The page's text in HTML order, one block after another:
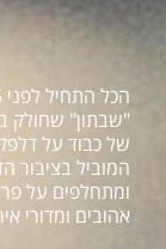
"שבתון" שחולק
של כבוד על
המוביל בציבור
ומתחלפים על
אהובים ומדורי